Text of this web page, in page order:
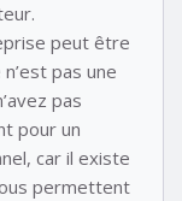
peut être
pas une
pas
pour un
car il existe
permettent